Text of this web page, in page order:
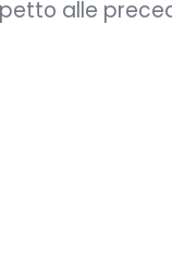
alle